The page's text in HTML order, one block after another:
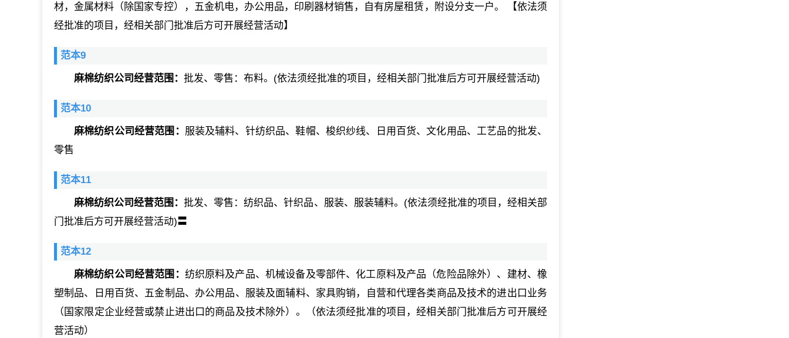
材，金属材料（除国家专控），五金机电，办公用品，印刷器材销售，自有房屋租赁，附设分支一户。 【依法须
经批准的项目，经相关部门批准后方可开展经营活动】
范本9
麻棉纺织公司经营范围： 批发、零售：布料。(依法须经批准的项目，经相关部门批准后方可开展经营活动)
范本10
麻棉纺织公司经营范围： 服装及辅料、针纺织品、鞋帽、梭织纱线、日用百货、文化用品、工艺品的批发、
零售
范本11
麻棉纺织公司经营范围：批发、零售：纺织品、针织品、服装、服装辅料。(依法须经批准的项目，经相关部
门批准后方可开展经营活动)〓
范本12
麻棉纺织公司经营范围： 纺织原料及产品、机械设备及零部件、化工原料及产品（危险品除外）、建材、橡
塑制品、日用百货、五金制品、办公用品、服装及面辅料、家具购销，自营和代理各类商品及技术的进出口业务
（国家限定企业经营或禁止进出口的商品及技术除外）。（依法须经批准的项目，经相关部门批准后方可开展经
营活动）